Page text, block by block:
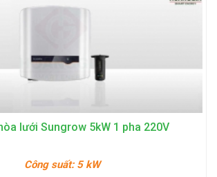
lưới Sungrow 5kW 1 pha 220V
Công suất: 5 kW